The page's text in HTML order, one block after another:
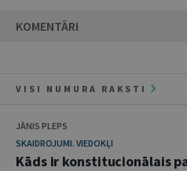
KOMENTĀRI
VISI NUMURA RAKSTI
JĀNIS PLEPS
SKAIDROJUMI. VIEDOKĻI
Kāds ir konstitucionālais